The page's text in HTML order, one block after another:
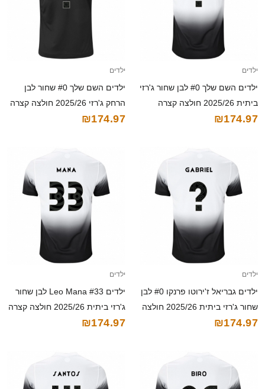
ילדים
ילדים השם שלך #0 לבן שחור ג'רזי
ביתית 2025/26 חולצה קצרה
₪174.97
ילדים
ילדים השם שלך #0 שחור לבן
הרחק ג'רזי 2025/26 חולצה קצרה
₪174.97
ילדים
ילדים גבריאל ז'ירוטו פרנקו #0 לבן
שחור ג'רזי ביתית 2025/26 חולצה
קצרה
₪174.97
ילדים
ילדים Leo Mana #33 לבן שחור
ג'רזי ביתית 2025/26 חולצה קצרה
₪174.97